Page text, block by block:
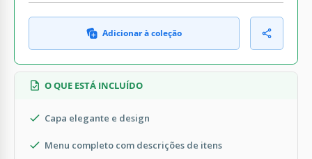
Adicionar à coleção
O QUE ESTÁ INCLUÍDO
Capa elegante e design
Menu completo com descrições de itens